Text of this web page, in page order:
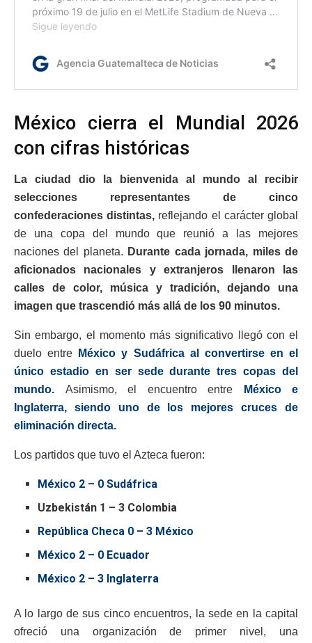
México cierra el Mundial 2026
con cifras históricas
La ciudad dio la bienvenida al mundo al recibir
selecciones representantes de cinco
confederaciones distintas, reflejando el carácter global
de una copa del mundo que reunió a las mejores
naciones del planeta. Durante cada jornada, miles de
aficionados nacionales y extranjeros llenaron las
calles de color, música y tradición, dejando una
imagen que trascendió más allá de los 90 minutos.
Sin embargo, el momento más significativo llegó con el
duelo entre
México y Sudáfrica al convertirse en el
único estadio en ser sede durante tres copas del
mundo. Asimismo, el encuentro entre
México e
Inglaterra, siendo uno de los mejores cruces de
eliminación directa.
Los partidos que tuvo el Azteca fueron:
México 2 – 0 Sudáfrica
Uzbekistán 1 – 3 Colombia
República Checa 0 – 3 México
México 2 – 0 Ecuador
México 2 – 3 Inglaterra
A lo largo de sus cinco encuentros, la sede en la capital
ofreció una organización de primer nivel, una